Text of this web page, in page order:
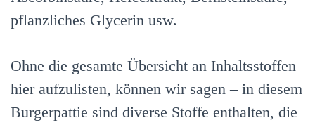
pflanzliches Glycerin usw.
Ohne die gesamte Übersicht an Inhaltsstoffen
hier aufzulisten, können wir sagen – in diesem
Burgerpattie sind diverse Stoffe enthalten, die